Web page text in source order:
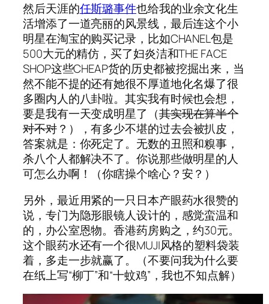
然后天涯的任斯璐事件也给我的业余文化生
活增添了一道亮丽的风景线，最后连这个小
明星在淘宝的购买记录，比如CHANEL包是
500大元的精仿，买了妇炎洁和THE FACE
SHOP这些CHEAP货的历史都被挖掘出来，当
然不能不提的还有她很不厚道地化名爆了很
多圈内人的八卦啦。其实我有时候也会想，
要是我有一天变成明星了（其实现在算半个
对不对？），有多少不堪的过去会被扒皮，
答案就是：你死定了。无数的丑照和糗事，
杀八个人都解决不了。你说那些做明星的人
可怎么办啊！（你瞎操个啥心？安？）
另外，最近用紧的一只日本产眼药水很赞的
说，专门为隐形眼镜人设计的，感觉蛮温和
的，办公室恩物。香港药房购之，约30元。
这个眼药水还有一个很MUJI风格的塑料袋装
着，多走一步就赢了。（不要问我为什么要
在纸上写“柳丁”和“十蚊鸡”，我也不知点解）